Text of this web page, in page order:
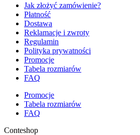
Jak złożyć zamówienie?
Płatność
Dostawa
Reklamacje i zwroty
Regulamin
Polityka prywatności
Promocje
Tabela rozmiarów
FAQ
Promocje
Tabela rozmiarów
FAQ
Conteshop